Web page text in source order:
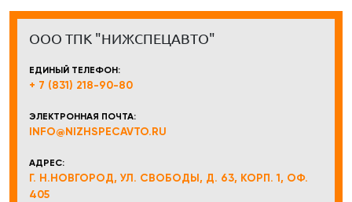
ООО ТПК "НИЖСПЕЦАВТО"
ЕДИНЫЙ ТЕЛЕФОН:
+ 7 (831) 218-90-80
ЭЛЕКТРОННАЯ ПОЧТА:
INFO@NIZHSPECAVTO.RU
АДРЕС:
Г. Н.НОВГОРОД, УЛ. СВОБОДЫ, Д. 63, КОРП. 1, ОФ.
405